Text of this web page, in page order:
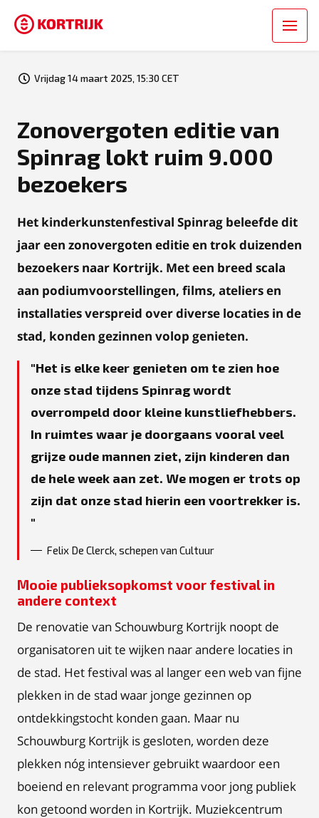
Vrijdag 14 maart 2025, 15:30 CET
Zonovergoten editie van
Spinrag lokt ruim 9.000
bezoekers
Het kinderkunstenfestival Spinrag beleefde dit
jaar een zonovergoten editie en trok duizenden
bezoekers naar Kortrijk. Met een breed scala
aan podiumvoorstellingen, films, ateliers en
installaties verspreid over diverse locaties in de
stad, konden gezinnen volop genieten.
Het is elke keer genieten om te zien hoe
onze stad tijdens Spinrag wordt
overrompeld door kleine kunstliefhebbers.
In ruimtes waar je doorgaans vooral veel
grijze oude mannen ziet, zijn kinderen dan
de hele week aan zet. We mogen er trots op
zijn dat onze stad hierin een voortrekker is.
Felix De Clerck, schepen van Cultuur
Mooie publieksopkomst voor festival in
andere context
De renovatie van Schouwburg Kortrijk noopt de
organisatoren uit te wijken naar andere locaties in
de stad. Het festival was al langer een web van fijne
plekken in de stad waar jonge gezinnen op
ontdekkingstocht konden gaan. Maar nu
Schouwburg Kortrijk is gesloten, worden deze
plekken nóg intensiever gebruikt waardoor een
boeiend en relevant programma voor jong publiek
kon getoond worden in Kortrijk. Muziekcentrum